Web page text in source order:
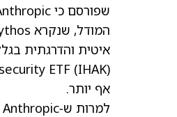
שפורסם כי Anthropic בודקת מודל בינה מלאכותית חדש עם יכולות סייבר מתקדמות. לפי מגזין
איטית והדרגתית
אף יותר.